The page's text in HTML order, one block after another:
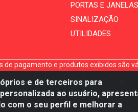
e de terceiros para
ao usuário,
com o seu perfil e melhorar a
PORTAS E JANELAS
SINALIZAÇÃO
UTILIDADES
de pagamento e produtos exibidos são
seu preço, reserva ou disponibilidade
As vendas
Mécari Distribuidora - Av. Gury Marques,